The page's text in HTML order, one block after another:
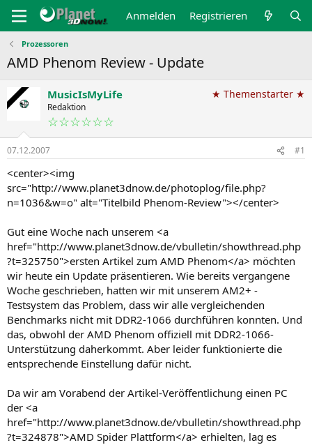
Anmelden Registrieren
Prozessoren
AMD Phenom Review - Update
MusicIsMyLife
Redaktion
☆☆☆☆☆☆
★ Themenstarter ★
07.12.2007 #1
<center><img
src="http://www.planet3dnow.de/photoplog/file.php?
n=1036&w=o" alt="Titelbild Phenom-Review"></center>
Gut eine Woche nach unserem <a
href="http://www.planet3dnow.de/vbulletin/showthread.php
?t=325750">ersten Artikel zum AMD Phenom</a> möchten
wir heute ein Update präsentieren. Wie bereits vergangene
Woche geschrieben, hatten wir mit unserem AM2+ -
Testsystem das Problem, dass wir alle vergleichenden
Benchmarks nicht mit DDR2-1066 durchführen konnten. Und
das, obwohl der AMD Phenom offiziell mit DDR2-1066-
Unterstützung daherkommt. Aber leider funktionierte die
entsprechende Einstellung dafür nicht.
Da wir am Vorabend der Artikel-Veröffentlichung einen PC
der <a
href="http://www.planet3dnow.de/vbulletin/showthread.php
?t=324878">AMD Spider Plattform</a> erhielten, lag es